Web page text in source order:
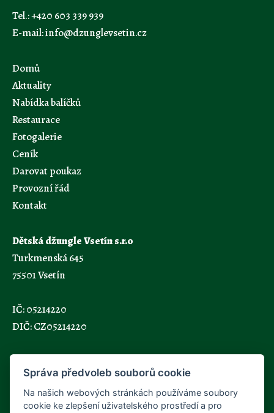
Dětská džungle Vsetín s.r.o
Turkmenská 645
75501 Vsetín
IČ: 05214220
DIČ: CZ05214220
Tel.:+420 603 339 939
E-mail:info@dzunglevsetin.cz
Domů
Aktuality
Nabídka balíčků
Restaurace
Fotogalerie
Ceník
Darovat poukaz
Provozní řád
Kontakt
Správa předvoleb souborů cookie
Na našich webových stránkách používáme soubory
cookie ke zlepšení uživatelského prostředí a pro